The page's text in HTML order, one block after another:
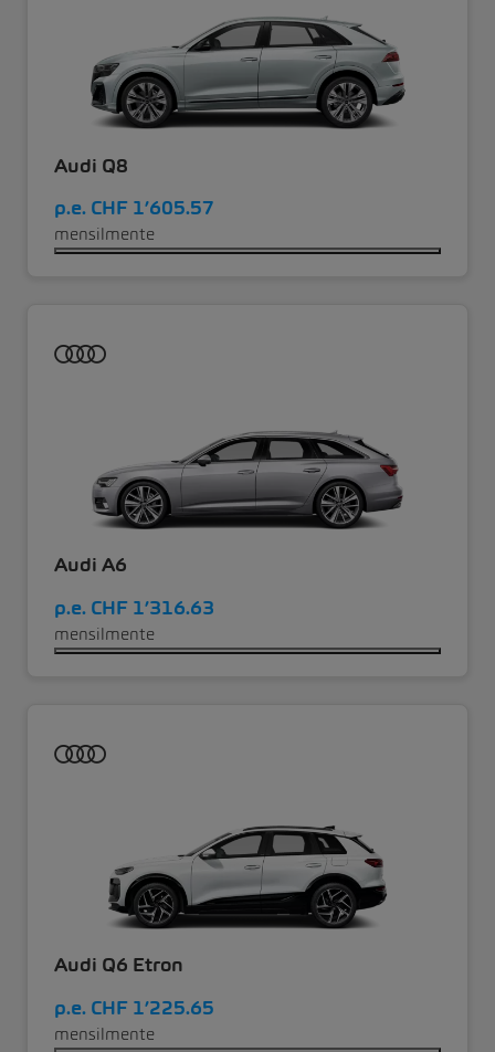
Audi Q8
p.e. CHF 1’605.57
mensilmente
Audi A6
p.e. CHF 1’316.63
mensilmente
Audi Q6 Etron
p.e. CHF 1’225.65
mensilmente